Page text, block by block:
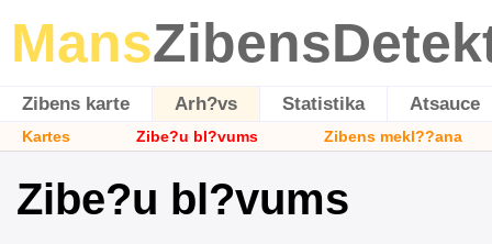
Mans
Zibens karte Arh?vs Statistika Atsauce
Kartes Zibe?u bl?vums Zibens mekl??ana
Zibe?u bl?vums